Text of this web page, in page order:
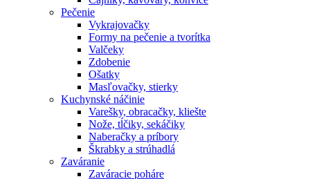
Pečenie
Vykrajovačky
Formy na pečenie a tvorítka
Valčeky
Zdobenie
Ošatky
Masľovačky, stierky
Kuchynské náčinie
Varešky, obracačky, kliešte
Nože, tĺčiky, sekáčiky
Naberačky a príbory
Škrabky a strúhadlá
Zaváranie
Zaváracie poháre